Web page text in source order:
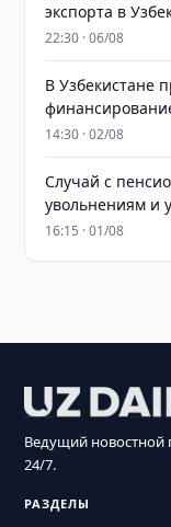
экспорта в
22:30 · 06/08
В Узбекистане
14:30 · 02/08
Случай с
увольнениям и
16:15 · 01/08
Ведущий новостной
24/7.
РАЗДЕЛЫ